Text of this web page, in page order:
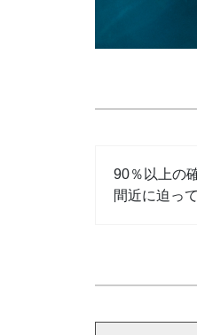
90％以上の
間近に迫っ